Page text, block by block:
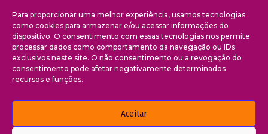
Para proporcionar uma melhor experiência, usamos tecnologias
como cookies para armazenar e/ou acessar informações do
dispositivo. O consentimento com essas tecnologias nos permite
processar dados como comportamento da navegação ou IDs
exclusivos neste site. O não consentimento ou a revogação do
consentimento pode afetar negativamente determinados
recursos e funções.
Aceitar
Sobre nós
Projetos
Blog